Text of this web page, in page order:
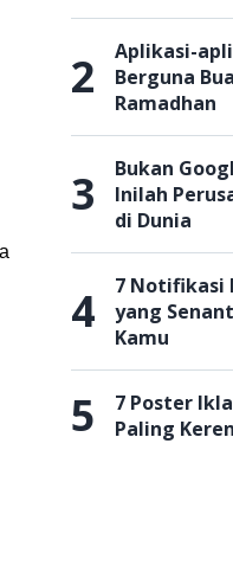
2
Aplikasi-
Berguna
Ramadhan
3
Bukan
Inilah
di Dunia
4
7 Notifikasi
yang
Kamu
5
7 Poster
Paling